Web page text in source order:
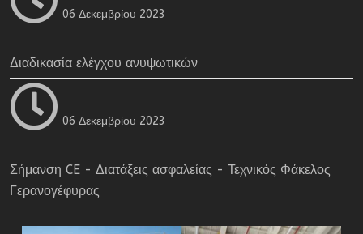
06 Δεκεμβρίου 2023
Διαδικασία ελέγχου ανυψωτικών
06 Δεκεμβρίου 2023
Σήμανση CE - Διατάξεις ασφαλείας - Τεχνικός Φάκελος
Γερανογέφυρας